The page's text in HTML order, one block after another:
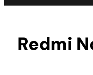
Redmi